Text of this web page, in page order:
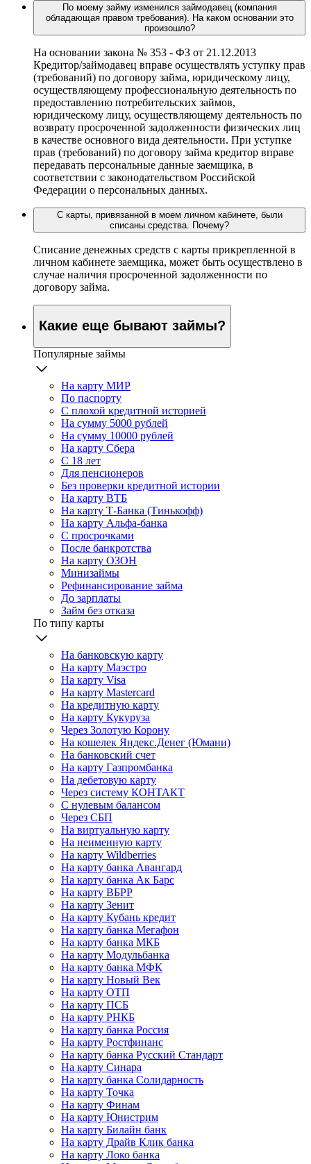
По моему займу изменился займодавец (компания
обладающая правом требования). На каком основании это
произошло?
На основании закона № 353 - ФЗ от 21.12.2013
Кредитор/займодавец вправе осуществлять уступку прав
(требований) по договору займа, юридическому лицу,
осуществляющему профессиональную деятельность по
предоставлению потребительских займов,
юридическому лицу, осуществляющему деятельность по
возврату просроченной задолженности физических лиц
в качестве основного вида деятельности. При уступке
прав (требований) по договору займа кредитор вправе
передавать персональные данные заемщика, в
соответствии с законодательством Российской
Федерации о персональных данных.
С карты, привязанной в моем личном кабинете, были
списаны средства. Почему?
Списание денежных средств с карты прикрепленной в
личном кабинете заемщика, может быть осуществлено в
случае наличия просроченной задолженности по
договору займа.
Какие еще бывают займы?
Популярные займы
На карту МИР
По паспорту
С плохой кредитной историей
На сумму 5000 рублей
На сумму 10000 рублей
На карту Сбера
С 18 лет
Для пенсионеров
Без проверки кредитной истории
На карту ВТБ
На карту Т-Банка (Тинькофф)
На карту Альфа-банка
С просрочками
После банкротства
На карту ОЗОН
Минизаймы
Рефинансирование займа
До зарплаты
Займ без отказа
По типу карты
На банковскую карту
На карту Маэстро
На карту Visa
На карту Mastercard
На кредитную карту
На карту Кукуруза
Через Золотую Корону
На кошелек Яндекс.Денег (Юмани)
На банковский счет
На карту Газпромбанка
На дебетовую карту
Через систему КОНТАКТ
С нулевым балансом
Через СБП
На виртуальную карту
На неименную карту
На карту Wildberries
На карту банка Авангард
На карту банка Ак Барс
На карту ВБРР
На карту Зенит
На карту Кубань кредит
На карту банка Мегафон
На карту банка МКБ
На карту Модульбанка
На карту банка МФК
На карту Новый Век
На карту ОТП
На карту ПСБ
На карту РНКБ
На карту банка Россия
На карту Ростфинанс
На карту банка Русский Стандарт
На карту Синара
На карту банка Солидарность
На карту Точка
На карту Финам
На карту Юнистрим
На карту Билайн банк
На карту Драйв Клик банка
На карту Локо банка